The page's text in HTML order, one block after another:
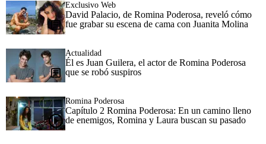
Exclusivo Web
David Palacio, de Romina Poderosa, reveló cómo
fue grabar su escena de cama con Juanita Molina
Actualidad
Él es Juan Guilera, el actor de Romina Poderosa
que se robó suspiros
Romina Poderosa
Capítulo 2 Romina Poderosa: En un camino lleno
de enemigos, Romina y Laura buscan su pasado